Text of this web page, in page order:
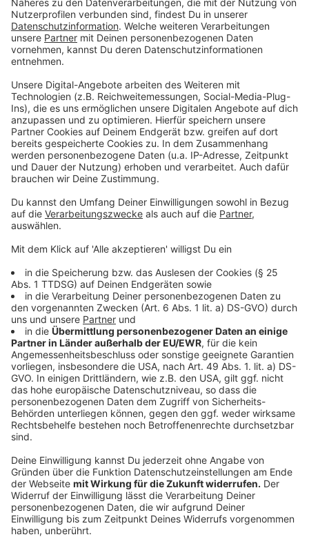
von 1.346 Megawatt ans Netz. Selbst nach Abzug
zurückgebauter Altanlagen bleibt ein Netto-Zubau von
1.288 Megawatt. Das ist fast doppelt so viel wie im
Jahr zuvor. Rein rechnerisch entspricht das mehr als
Anzeige
Wo die meisten neuen Anlagen stehen
Anzeige
Besonders stark fiel der Ausbau in Ost- und
Südwestfalen aus. Spitzenreiter ist der Kreis
Paderborn mit 34 neuen Anlagen, gefolgt von Düren
mit 28 und dem Hochsauerlandkreis mit 22 Windrädern.
Insgesamt drehen sich Ende 2025 landesweit rund
3.850 Windenergieanlagen mit einer installierten
Leistung von knapp 9.100 Megawatt. Damit liegt NRW
bundesweit auf Platz vier - hinter Niedersachsen,
Schleswig-Holstein und Brandenburg.
Anzeige
Netzausbau wird zur Achillesferse
Trotz der positiven Zahlen schlägt die Branche Alarm.
Der Ausbau der Stromnetze komme viel zu langsam
voran, kritisiert der Landesverband Erneuerbare